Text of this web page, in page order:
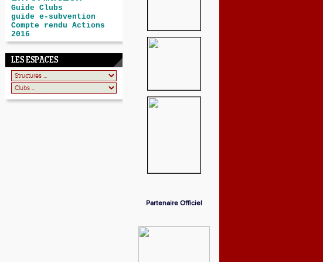
Guide Clubs
guide e-subvention
Compte rendu Actions
2016
LES ESPACES
Partenaire Officiel